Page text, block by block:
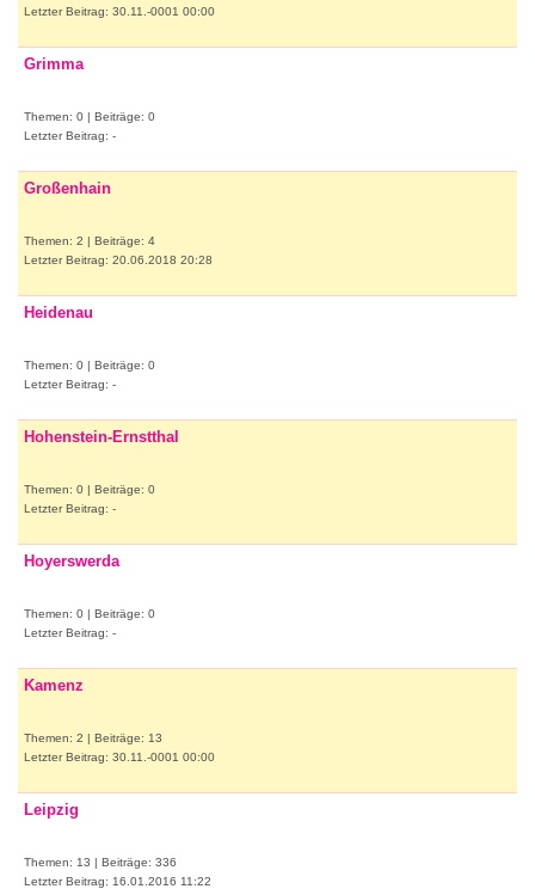
Letzter Beitrag: 30.11.-0001 00:00
Grimma
Themen: 0 | Beiträge: 0
Letzter Beitrag: -
Großenhain
Themen: 2 | Beiträge: 4
Letzter Beitrag: 20.06.2018 20:28
Heidenau
Themen: 0 | Beiträge: 0
Letzter Beitrag: -
Hohenstein-Ernstthal
Themen: 0 | Beiträge: 0
Letzter Beitrag: -
Hoyerswerda
Themen: 0 | Beiträge: 0
Letzter Beitrag: -
Kamenz
Themen: 2 | Beiträge: 13
Letzter Beitrag: 30.11.-0001 00:00
Leipzig
Themen: 13 | Beiträge: 336
Letzter Beitrag: 16.01.2016 11:22